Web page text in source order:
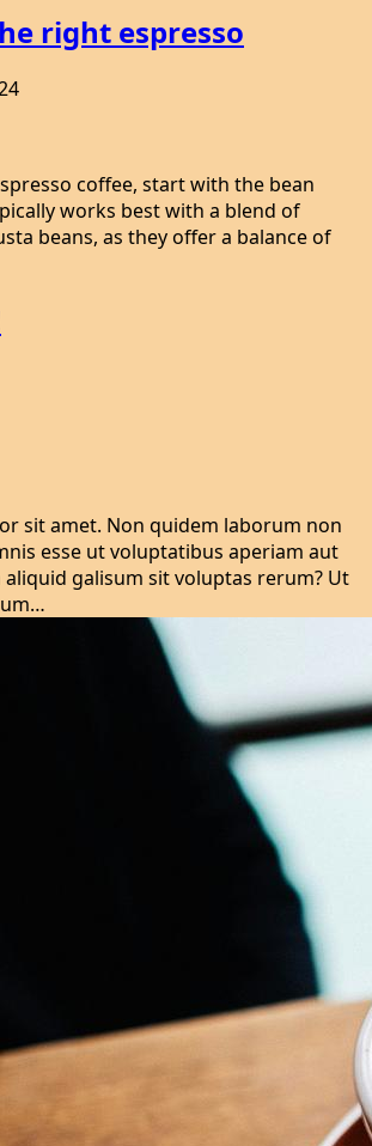
right espresso
coffee, start with the bean
works best with a blend of
beans, as they offer a balance of
sit amet. Non quidem laborum non
esse ut voluptatibus aperiam aut
galisum sit voluptas rerum? Ut